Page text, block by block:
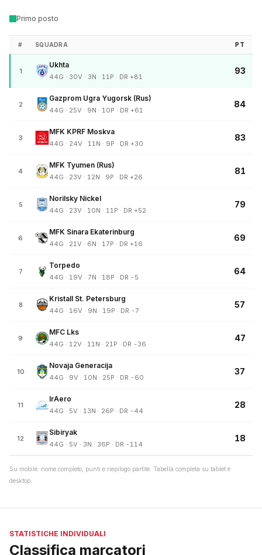
Primo posto
# SQUADRA PT
1
Ukhta
44G · 30V · 3N · 11P · DR +81
93
2
Gazprom Ugra Yugorsk (Rus)
44G · 25V · 9N · 10P · DR +61
84
3
MFK KPRF Moskva
44G · 24V · 11N · 9P · DR +30
83
4
MFK Tyumen (Rus)
44G · 23V · 12N · 9P · DR +26
81
5
Norilsky Nickel
44G · 23V · 10N · 11P · DR +52
79
6
MFK Sinara Ekaterinburg
44G · 21V · 6N · 17P · DR +16
69
7
Torpedo
44G · 19V · 7N · 18P · DR -5
64
8
Kristall St. Petersburg
44G · 16V · 9N · 19P · DR -7
57
9
MFC Lks
44G · 12V · 11N · 21P · DR -36
47
10
Novaja Generacija
44G · 9V · 10N · 25P · DR -60
37
11
IrAero
44G · 5V · 13N · 26P · DR -44
28
12
Sibiryak
44G · 5V · 3N · 36P · DR -114
18
Su mobile: nome completo, punti e riepilogo partite. Tabella completa su tablet e
desktop.
STATISTICHE INDIVIDUALI
Classifica marcatori